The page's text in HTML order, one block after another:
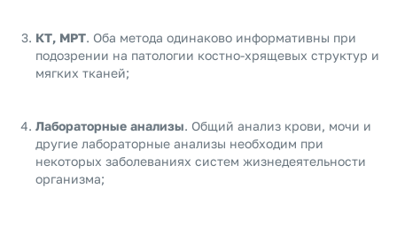
КТ, МРТ. Оба метода одинаково информативны при
подозрении на патологии костно-хрящевых структур и
мягких тканей;
Лабораторные анализы. Общий анализ крови, мочи и
другие лабораторные анализы необходим при
некоторых заболеваниях систем жизнедеятельности
организма;